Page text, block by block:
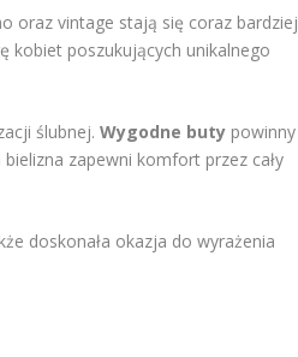
oraz vintage stają się coraz bardziej
kobiet poszukujących unikalnego
ślubnej.Wygodne buty powinny
zapewni komfort przez cały
doskonała okazja do wyrażenia